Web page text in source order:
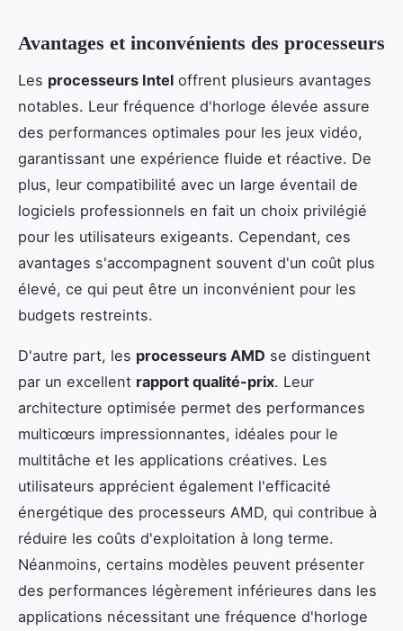
Avantages et inconvénients des processeurs
Les processeurs Intel offrent plusieurs avantages
notables. Leur fréquence d'horloge élevée assure
des performances optimales pour les jeux vidéo,
garantissant une expérience fluide et réactive. De
plus, leur compatibilité avec un large éventail de
logiciels professionnels en fait un choix privilégié
pour les utilisateurs exigeants. Cependant, ces
avantages s'accompagnent souvent d'un coût plus
élevé, ce qui peut être un inconvénient pour les
budgets restreints.
D'autre part, les processeurs AMD se distinguent
par un excellent rapport qualité-prix. Leur
architecture optimisée permet des performances
multicœurs impressionnantes, idéales pour le
multitâche et les applications créatives. Les
utilisateurs apprécient également l'efficacité
énergétique des processeurs AMD, qui contribue à
réduire les coûts d'exploitation à long terme.
Néanmoins, certains modèles peuvent présenter
des performances légèrement inférieures dans les
applications nécessitant une fréquence d'horloge